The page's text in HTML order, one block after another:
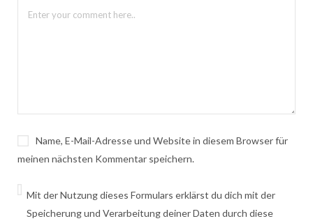
Name, E-Mail-Adresse und Website in diesem Browser für
meinen nächsten Kommentar speichern.
Mit der Nutzung dieses Formulars erklärst du dich mit der
Speicherung und Verarbeitung deiner Daten durch diese